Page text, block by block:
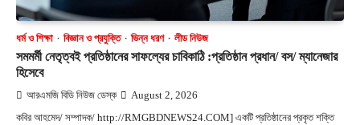
ধর্ম ও শিক্ষা বিজ্ঞান ও প্রযুক্তি ভিন্ন ধরণ লীড নিউজ
সমমর্মী নেতৃত্বই প্রতিষ্ঠানের সাফল্যের চাবিকাঠি :প্রতিষ্ঠান প্রধান/ বস/ ম্যানেজার
হিসেবে
আরএমজি বিডি নিউজ ডেস্ক August 2, 2026
কবির আহমেদ/ সম্পাদক/ http://RMGBDNEWS24.COM] একটি প্রতিষ্ঠানের প্রকৃত শক্তি